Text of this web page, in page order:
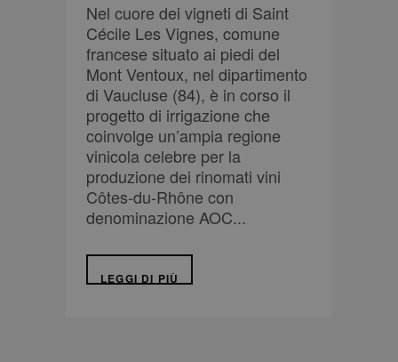
Nel cuore dei vigneti di Saint
Cécile Les Vignes, comune
francese situato ai piedi del
Mont Ventoux, nel dipartimento
di Vaucluse (84), è in corso il
progetto di irrigazione che
coinvolge un’ampia regione
vinicola celebre per la
produzione dei rinomati vini
Côtes-du-Rhône con
denominazione AOC...
LEGGI DI PIÙ